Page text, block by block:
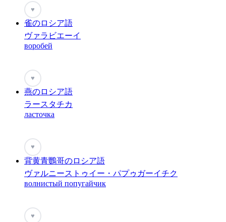
♥
雀のロシア語
ヴァラビエーイ
воробей
♥
燕のロシア語
ラースタチカ
ласточка
♥
背黄青鸚哥のロシア語
ヴァルニーストゥイー・パプゥガーイチク
волнистый попугайчик
♥